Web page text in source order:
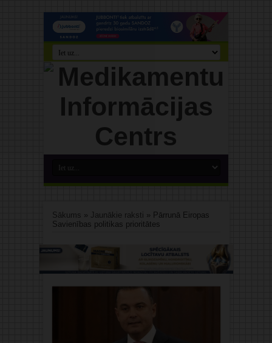
Sākums » Jaunākie raksti » Pārrunā Eiropas
Savienības politikas prioritātes